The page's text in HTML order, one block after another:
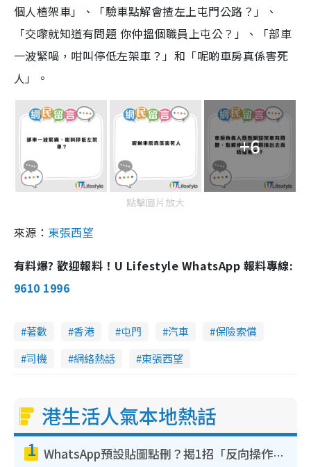
個人楂架車」、「驗車點解會揸左上屯門公路？」、
「交嚟就知道有問題 你仲搵個職員上屯公？」、「部車
一波緊喎，咁叫停低左架車？」和「呢啲車房真係害死
人」。
+6
點擊圖片放大
來源： 東張西望
有料爆? 歡迎報料！U Lifestyle WhatsApp 報料專線:
9610 1996
著數 香港 屯門 汽車
保險索償
司機
網絡熱話 東張西望
港生活人氣本地熱話
1 WhatsApp預設貼圖點刪？揭1招「反向操作」還原簡潔介面 附3步實測教學